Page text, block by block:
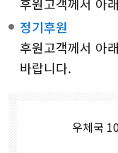
정기후원
후원고객께서 아
바랍니다.
우체국